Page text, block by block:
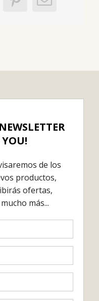
PinterestCorreo